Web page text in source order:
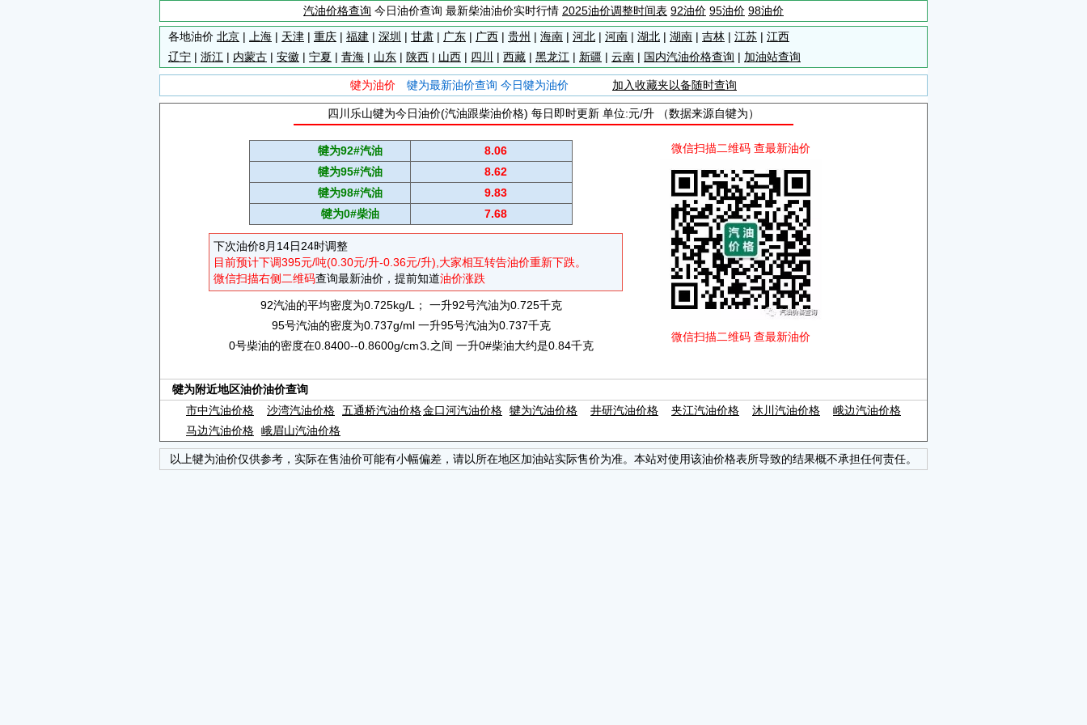
汽油价格查询 今日油价查询 最新柴油油价实时行情 2025油价调整时间表 92油价 95油价 98油价
各地油价 北京 | 上海 | 天津 | 重庆 | 福建 | 深圳 | 甘肃 | 广东 | 广西 | 贵州 | 海南 | 河北 | 河南 | 湖北 | 湖南 | 吉林 | 江苏 | 江西
辽宁 | 浙江 | 内蒙古 | 安徽 | 宁夏 | 青海 | 山东 | 陕西 | 山西 | 四川 | 西藏 | 黑龙江 | 新疆 | 云南 | 国内汽油价格查询 | 加油站查询
犍为油价 犍为最新油价查询 今日犍为油价 加入收藏夹以备随时查询
四川乐山犍为今日油价(汽油跟柴油价格) 每日即时更新 单位:元/升 （数据来源自犍为）
犍为92#汽油
8.06
犍为95#汽油
8.62
犍为98#汽油
9.83
犍为0#柴油
7.68
下次油价8月14日24时调整
目前预计下调395元/吨(0.30元/升-0.36元/升),大家相互转告油价重新下跌。
微信扫描右侧二维码查询最新油价，提前知道油价涨跌
92汽油的平均密度为0.725kg/L； 一升92号汽油为0.725千克
95号汽油的密度为0.737g/ml 一升95号汽油为0.737千克
0号柴油的密度在0.8400--0.8600g/cm⒊之间 一升0#柴油大约是0.84千克
微信扫描二维码 查最新油价
微信扫描二维码 查最新油价
犍为附近地区油价油价查询
市中汽油价格
沙湾汽油价格 五通桥汽油价格金口河汽油价格 犍为汽油价格 井研汽油价格 夹江汽油价格 沐川汽油价格
峨边汽油价格
马边汽油价格 峨眉山汽油价格
以上犍为油价仅供参考，实际在售油价可能有小幅偏差，请以所在地区加油站实际售价为准。本站对使用该油价格表所导致的结果概不承担任何责任。